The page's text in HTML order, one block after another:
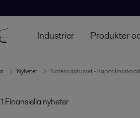
Industrier Produkter
Nyheter Notera datumet -
Finansiella nyheter